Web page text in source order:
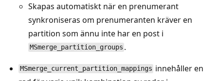
Skapas automatiskt när en prenumerant
synkroniseras om prenumeranten kräver en
partition som ännu inte har en post i
MSmerge_partition_groups .
MSmerge_current_partition_mappings innehåller en